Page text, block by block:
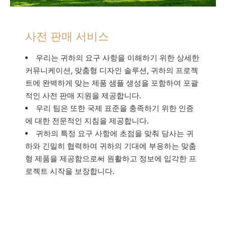
사전 판매 서비스
우리는 귀하의 요구 사항을 이해하기 위한 상세한
커뮤니케이션, 맞춤형 디자인 솔루션, 귀하의 프로젝
트에 완벽하게 맞는 제품 샘플 생성을 포함하여 포괄
적인 사전 판매 지원을 제공합니다.
우리 팀은 또한 국제 표준을 충족하기 위한 인증
에 대한 전문적인 지침을 제공합니다.
귀하의 특정 요구 사항에 초점을 맞춰 당사는 귀
하와 긴밀히 협력하여 귀하의 기대에 부응하는 맞춤
형 제품을 제공함으로써 원활하고 정보에 입각한 프
로젝트 시작을 보장합니다.